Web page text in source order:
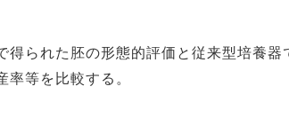
られた胚の形態的評価と従来型培養器
率等を比較する。